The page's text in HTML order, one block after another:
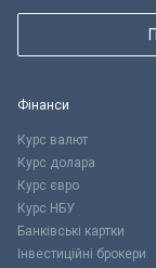
Фінанси
Курс валют
Курс долара
Курс євро
Курс НБУ
Банківські картки
Інвестиційні брокери